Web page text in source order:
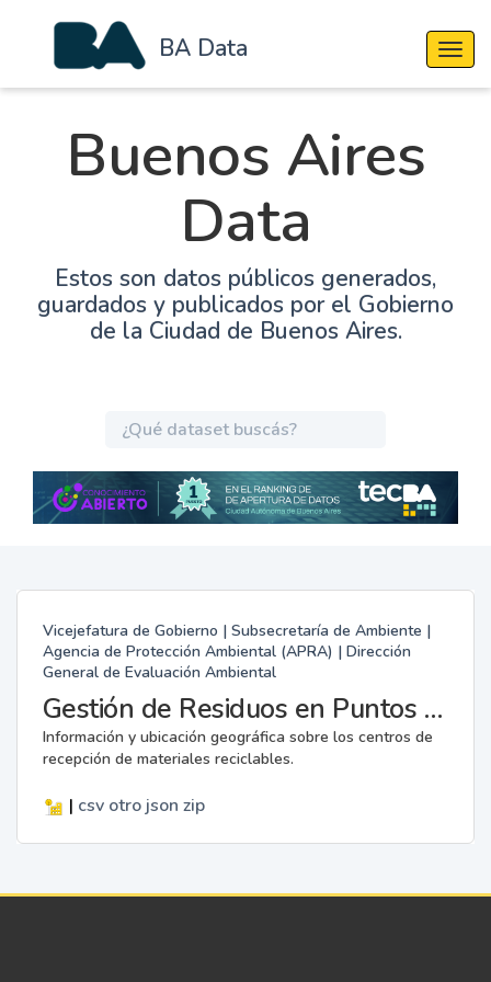
BA Data
Buenos Aires
Data
Estos son datos públicos generados,
guardados y publicados por el Gobierno
de la Ciudad de Buenos Aires.
Vicejefatura de Gobierno | Subsecretaría de Ambiente |
Agencia de Protección Ambiental (APRA) | Dirección
General de Evaluación Ambiental
Gestión de Residuos en Puntos Verdes
Información y ubicación geográfica sobre los centros de
recepción de materiales reciclables.
| csv otro json zip